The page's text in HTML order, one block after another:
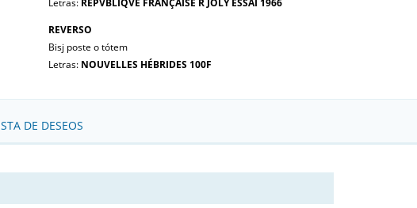
Letras: RÉPVBLIQVE FRANÇAISE R JOLY ESSAI 1966
REVERSO
Bisj poste o tótem
Letras: NOUVELLES HÉBRIDES 100F
DE DESEOS